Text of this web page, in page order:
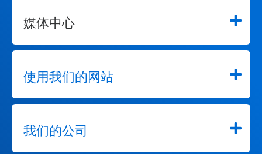
媒体中心
使用我们的网站
我们的公司